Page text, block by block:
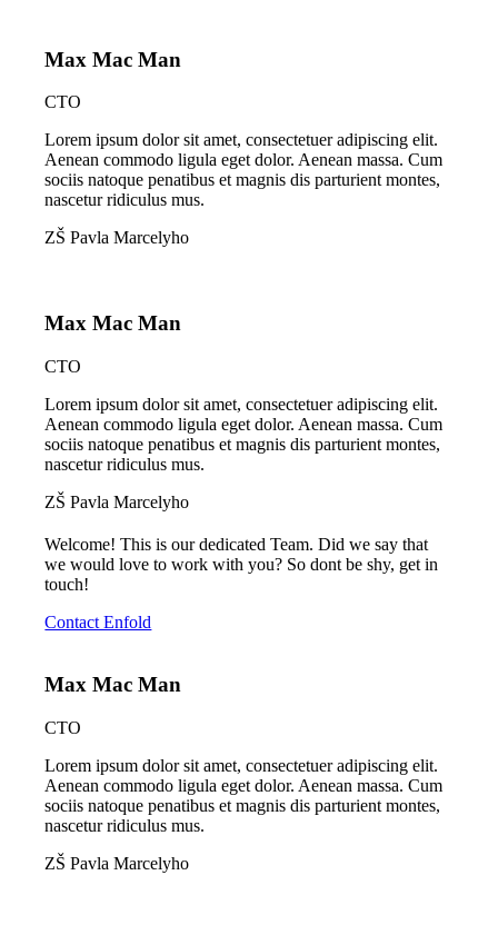
Max Mac Man
CTO
Lorem ipsum dolor sit amet, consectetuer adipiscing elit.
Aenean commodo ligula eget dolor. Aenean massa. Cum
sociis natoque penatibus et magnis dis parturient montes,
nascetur ridiculus mus.
ZŠ Pavla Marcelyho
Max Mac Man
CTO
Lorem ipsum dolor sit amet, consectetuer adipiscing elit.
Aenean commodo ligula eget dolor. Aenean massa. Cum
sociis natoque penatibus et magnis dis parturient montes,
nascetur ridiculus mus.
ZŠ Pavla Marcelyho
Welcome! This is our dedicated Team. Did we say that
we would love to work with you? So dont be shy, get in
touch!
Contact Enfold
Max Mac Man
CTO
Lorem ipsum dolor sit amet, consectetuer adipiscing elit.
Aenean commodo ligula eget dolor. Aenean massa. Cum
sociis natoque penatibus et magnis dis parturient montes,
nascetur ridiculus mus.
ZŠ Pavla Marcelyho